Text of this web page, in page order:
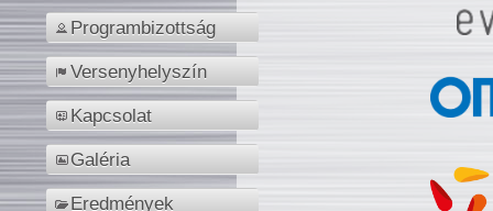
Programbizottság
Versenyhelyszín
Kapcsolat
Galéria
Eredmények